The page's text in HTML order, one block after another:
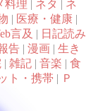
料理 | ネタ | ネ
| 医療・健康 |
言及 | 日記読み
告 | 漫画 | 生き
| 雑記 | 音楽 | 食
ト・携帯 | Ｐ